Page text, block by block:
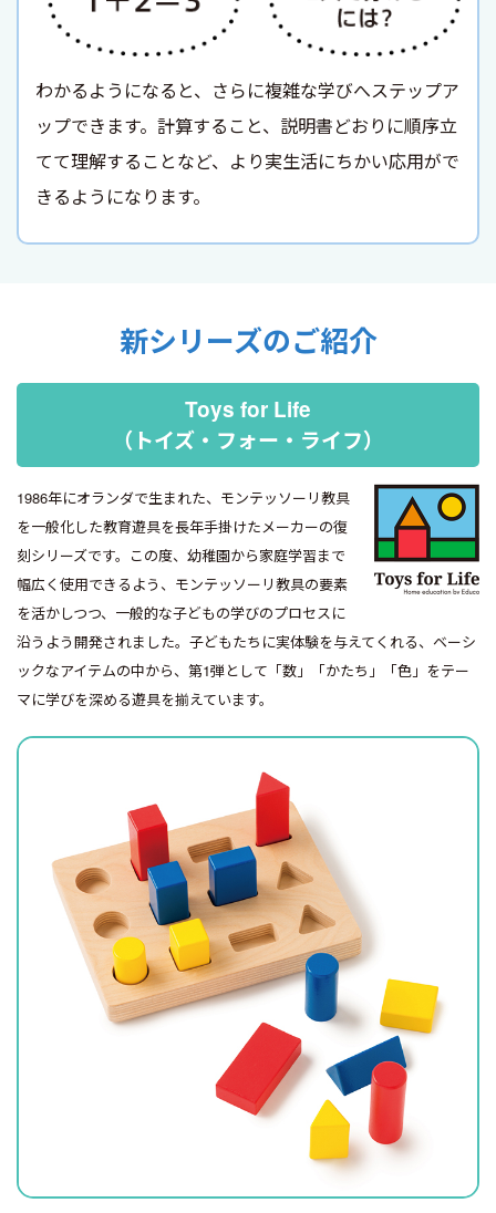
わかるようになると、さらに複雑な学びへステップア
ップできます。計算すること、説明書どおりに順序立
てて理解することなど、より実生活にちかい応用がで
きるようになります。
新シリーズのご紹介
Toys for Life
（トイズ・フォー・ライフ）
1986年にオランダで生まれた、モンテッソーリ教具
を一般化した教育遊具を長年手掛けたメーカーの復
刻シリーズです。この度、幼稚園から家庭学習まで
幅広く使用できるよう、モンテッソーリ教具の要素
を活かしつつ、一般的な子どもの学びのプロセスに
沿うよう開発されました。子どもたちに実体験を与えてくれる、ベーシ
ックなアイテムの中から、第1弾として「数」「かたち」「色」をテー
マに学びを深める遊具を揃えています。